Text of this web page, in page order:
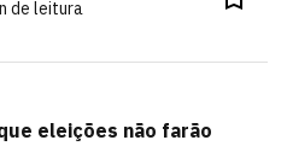
de leitura
eleições não farão